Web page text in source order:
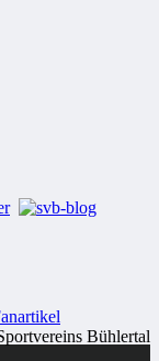
Bühlertal